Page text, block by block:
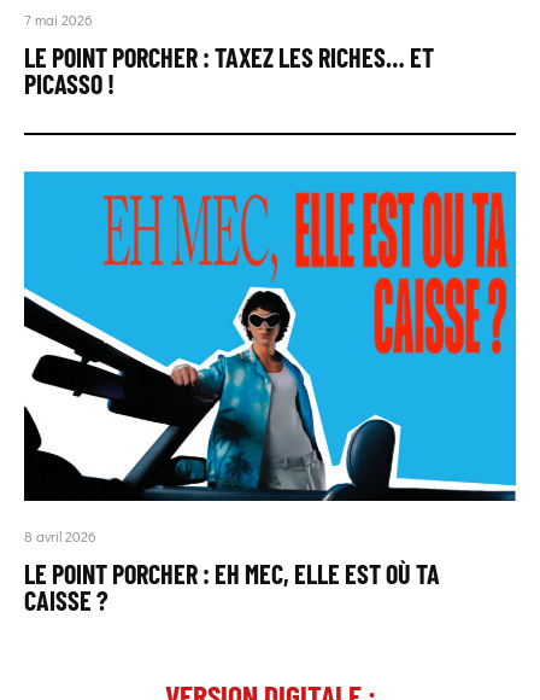
7 mai 2026
LE POINT PORCHER : TAXEZ LES RICHES… ET
PICASSO !
8 avril 2026
LE POINT PORCHER : EH MEC, ELLE EST OÙ TA
CAISSE ?